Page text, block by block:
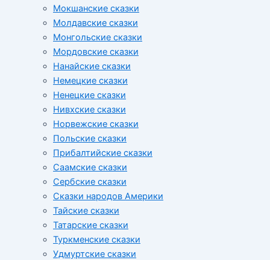
Мокшанские сказки
Молдавские сказки
Монгольские сказки
Мордовские сказки
Нанайские сказки
Немецкие сказки
Ненецкие сказки
Нивхские сказки
Норвежские сказки
Польские сказки
Прибалтийские сказки
Cаамские сказки
Сербские сказки
Сказки народов Америки
Тайские сказки
Татарские сказки
Туркменские сказки
Удмуртские сказки